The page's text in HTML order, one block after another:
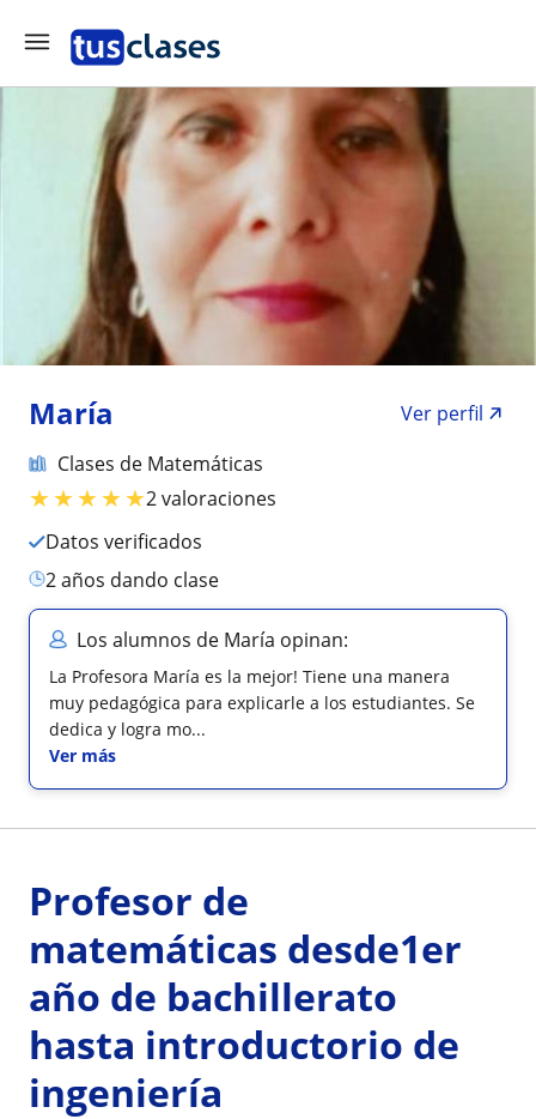
María
Ver perfil
Clases de Matemáticas
★★★★★2 valoraciones
Datos verificados
2 años dando clase
Los alumnos de María opinan:
La Profesora María es la mejor! Tiene una manera
muy pedagógica para explicarle a los estudiantes. Se
dedica y logra mo...
Ver más
Profesor de
matemáticas desde1er
año de bachillerato
hasta introductorio de
ingeniería